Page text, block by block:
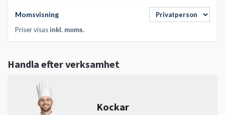
Momsvisning
Priser visasinkl. moms.
Handla efter verksamhet
Kockar